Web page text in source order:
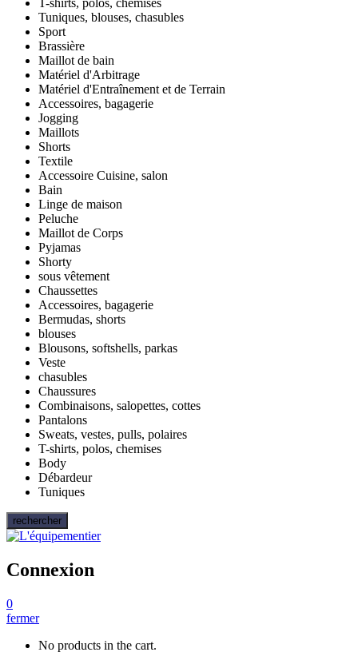
Tuniques, blouses, chasubles
Sport
Brassière
Maillot de bain
Matériel d'Arbitrage
Matériel d'Entraînement et de Terrain
Accessoires, bagagerie
Jogging
Maillots
Shorts
Textile
Accessoire Cuisine, salon
Bain
Linge de maison
Peluche
Maillot de Corps
Pyjamas
Shorty
sous vêtement
Chaussettes
Accessoires, bagagerie
Bermudas, shorts
blouses
Blousons, softshells, parkas
Veste
chasubles
Chaussures
Combinaisons, salopettes, cottes
Pantalons
Sweats, vestes, pulls, polaires
T-shirts, polos, chemises
Body
Débardeur
Tuniques
rechercher
Connexion
0
fermer
No products in the cart.